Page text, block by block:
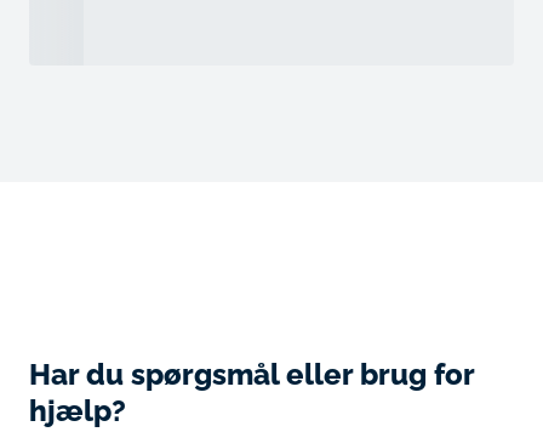
Har du spørgsmål eller brug for
hjælp?